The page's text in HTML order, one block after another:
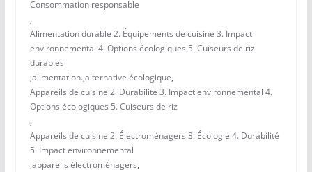
Consommation responsable
,
Alimentation durable 2. Équipements de cuisine 3. Impact
environnemental 4. Options écologiques 5. Cuiseurs de riz
durables
,alimentation.,alternative écologique,
Appareils de cuisine 2. Durabilité 3. Impact environnemental 4.
Options écologiques 5. Cuiseurs de riz
,
Appareils de cuisine 2. Électroménagers 3. Écologie 4. Durabilité
5. Impact environnemental
,appareils électroménagers,